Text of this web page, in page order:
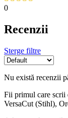
0
Recenzii
Sterge filtre
Nu există recenzii
Fii primul care scrii
VersaCut (Stihl),